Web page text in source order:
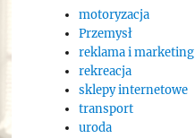
motoryzacja
Przemysł
reklama i marketing
rekreacja
sklepy internetowe
transport
uroda